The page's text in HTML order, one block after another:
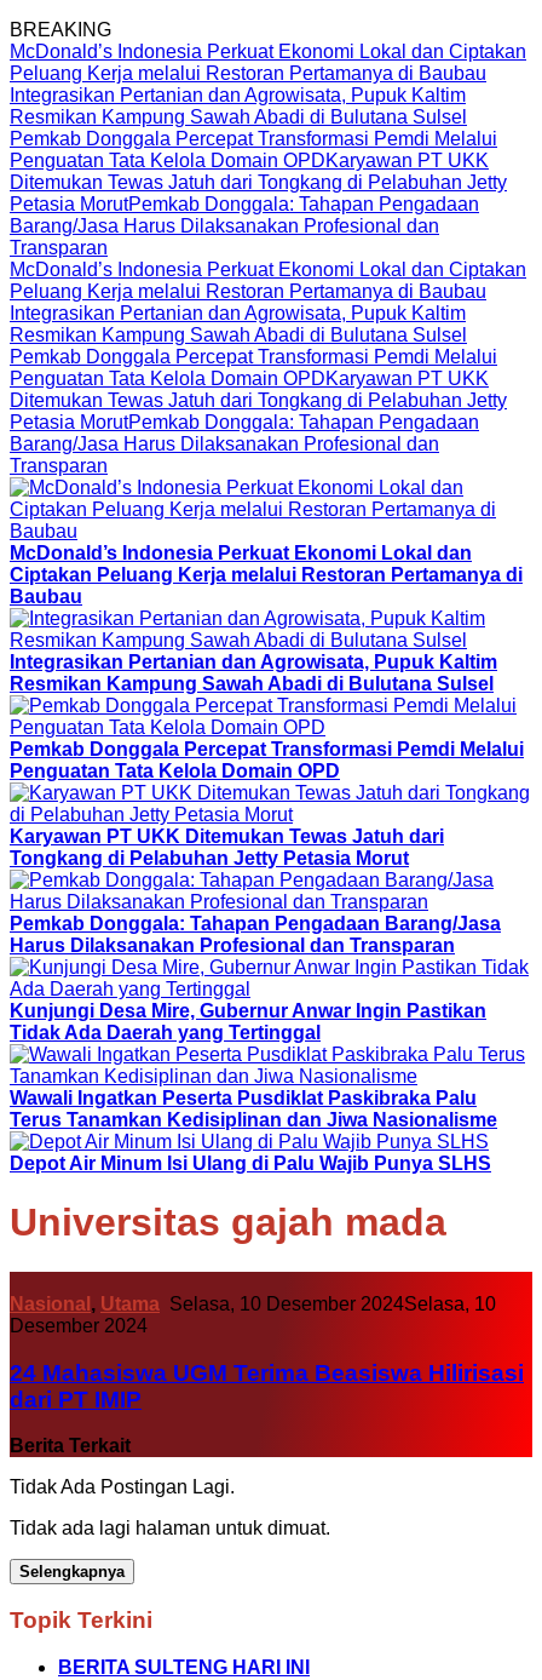
BREAKING
McDonald’s Indonesia Perkuat Ekonomi Lokal dan Ciptakan
Peluang Kerja melalui Restoran Pertamanya di Baubau
Integrasikan Pertanian dan Agrowisata, Pupuk Kaltim
Resmikan Kampung Sawah Abadi di Bulutana Sulsel
Pemkab Donggala Percepat Transformasi Pemdi Melalui
Penguatan Tata Kelola Domain OPDKaryawan PT UKK
Ditemukan Tewas Jatuh dari Tongkang di Pelabuhan Jetty
Petasia MorutPemkab Donggala: Tahapan Pengadaan
Barang/Jasa Harus Dilaksanakan Profesional dan
Transparan
McDonald’s Indonesia Perkuat Ekonomi Lokal dan Ciptakan
Peluang Kerja melalui Restoran Pertamanya di Baubau
Integrasikan Pertanian dan Agrowisata, Pupuk Kaltim
Resmikan Kampung Sawah Abadi di Bulutana Sulsel
Pemkab Donggala Percepat Transformasi Pemdi Melalui
Penguatan Tata Kelola Domain OPDKaryawan PT UKK
Ditemukan Tewas Jatuh dari Tongkang di Pelabuhan Jetty
Petasia MorutPemkab Donggala: Tahapan Pengadaan
Barang/Jasa Harus Dilaksanakan Profesional dan
Transparan
McDonald’s Indonesia Perkuat Ekonomi Lokal dan
Ciptakan Peluang Kerja melalui Restoran Pertamanya di
Baubau
Integrasikan Pertanian dan Agrowisata, Pupuk Kaltim
Resmikan Kampung Sawah Abadi di Bulutana Sulsel
Pemkab Donggala Percepat Transformasi Pemdi Melalui
Penguatan Tata Kelola Domain OPD
Karyawan PT UKK Ditemukan Tewas Jatuh dari
Tongkang di Pelabuhan Jetty Petasia Morut
Pemkab Donggala: Tahapan Pengadaan Barang/Jasa
Harus Dilaksanakan Profesional dan Transparan
Kunjungi Desa Mire, Gubernur Anwar Ingin Pastikan
Tidak Ada Daerah yang Tertinggal
Wawali Ingatkan Peserta Pusdiklat Paskibraka Palu
Terus Tanamkan Kedisiplinan dan Jiwa Nasionalisme
Depot Air Minum Isi Ulang di Palu Wajib Punya SLHS
Universitas gajah mada
Nasional , Utama Selasa, 10 Desember 2024Selasa, 10
Desember 2024
24 Mahasiswa UGM Terima Beasiswa Hilirisasi
dari PT IMIP
Berita Terkait
Tidak Ada Postingan Lagi.
Tidak ada lagi halaman untuk dimuat.
Selengkapnya
Topik Terkini
BERITA SULTENG HARI INI